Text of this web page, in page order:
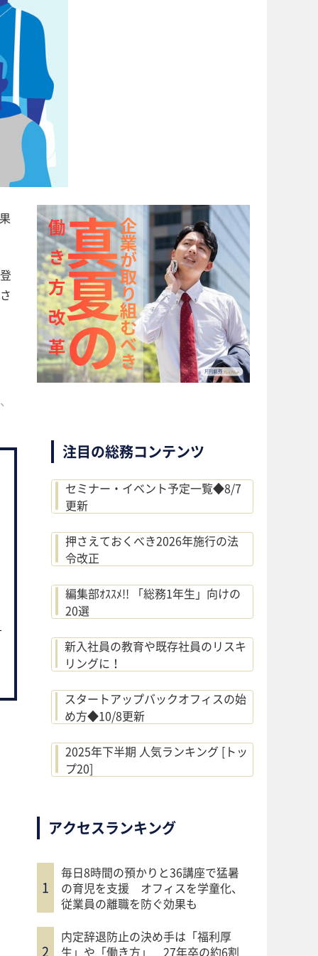
注目の総務コンテンツ
セミナー・イベント予定一覧◆8/7
更新
押さえておくべき2026年施行の法
令改正
編集部ｵｽｽﾒ!! 「総務1年生」向けの
20選
新入社員の教育や既存社員のリスキ
リングに！
スタートアップバックオフィスの始
め方◆10/8更新
2025年下半期 人気ランキング [トッ
プ20]
アクセスランキング
毎日8時間の預かりと36講座で猛暑
の育児を支援 オフィスを学童化、
従業員の離職を防ぐ効果も
内定辞退防止の決め手は「福利厚
生」や「働き方」 27年卒の約6割